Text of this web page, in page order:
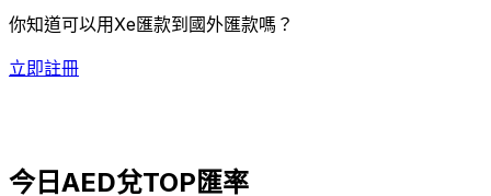
你知道可以用Xe匯款到國外匯款嗎？
立即註冊
今日AED兌TOP匯率